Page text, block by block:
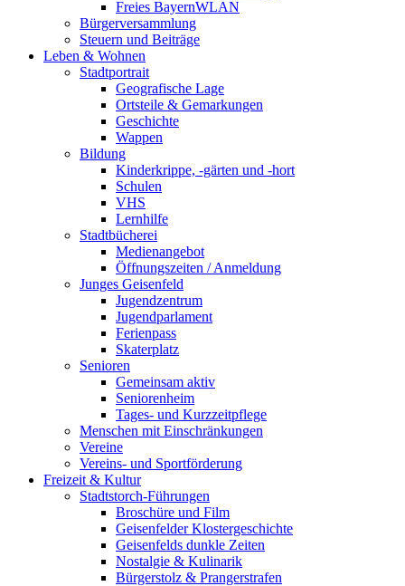
Freies BayernWLAN
Bürgerversammlung
Steuern und Beiträge
Leben & Wohnen
Stadtportrait
Geografische Lage
Ortsteile & Gemarkungen
Geschichte
Wappen
Bildung
Kinderkrippe, -gärten und -hort
Schulen
VHS
Lernhilfe
Stadtbücherei
Medienangebot
Öffnungszeiten / Anmeldung
Junges Geisenfeld
Jugendzentrum
Jugendparlament
Ferienpass
Skaterplatz
Senioren
Gemeinsam aktiv
Seniorenheim
Tages- und Kurzzeitpflege
Menschen mit Einschränkungen
Vereine
Vereins- und Sportförderung
Freizeit & Kultur
Stadtstorch-Führungen
Broschüre und Film
Geisenfelder Klostergeschichte
Geisenfelds dunkle Zeiten
Nostalgie & Kulinarik
Bürgerstolz & Prangerstrafen